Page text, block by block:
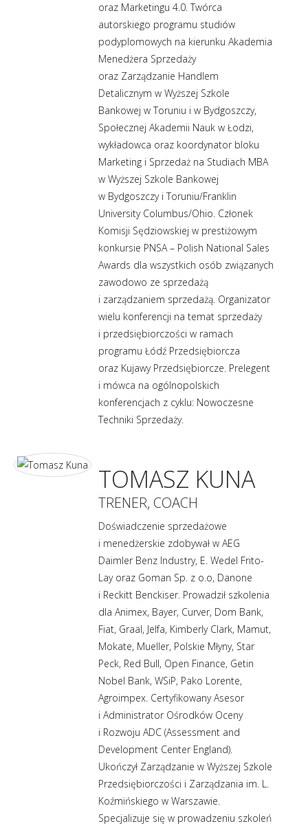
oraz Marketingu 4.0. Twórca
autorskiego programu studiów
podyplomowych na kierunku Akademia
Menedżera Sprzedaży
oraz Zarządzanie Handlem
Detalicznym w Wyższej Szkole
Bankowej w Toruniu i w Bydgoszczy,
Społecznej Akademii Nauk w Łodzi,
wykładowca oraz koordynator bloku
Marketing i Sprzedaż na Studiach MBA
w Wyższej Szkole Bankowej
w Bydgoszczy i Toruniu/Franklin
University Columbus/Ohio. Członek
Komisji Sędziowskiej w prestiżowym
konkursie PNSA – Polish National Sales
Awards dla wszystkich osób związanych
zawodowo ze sprzedażą
i zarządzaniem sprzedażą. Organizator
wielu konferencji na temat sprzedaży
i przedsiębiorczości w ramach
programu Łódź Przedsiębiorcza
oraz Kujawy Przedsiębiorcze. Prelegent
i mówca na ogólnopolskich
konferencjach z cyklu: Nowoczesne
Techniki Sprzedaży.
TOMASZ KUNA
TRENER, COACH
Doświadczenie sprzedażowe
i menedżerskie zdobywał w AEG
Daimler Benz Industry, E. Wedel Frito-
Lay oraz Goman Sp. z o.o, Danone
i Reckitt Benckiser. Prowadził szkolenia
dla Animex, Bayer, Curver, Dom Bank,
Fiat, Graal, Jelfa, Kimberly Clark, Mamut,
Mokate, Mueller, Polskie Młyny, Star
Peck, Red Bull, Open Finance, Getin
Nobel Bank, WSiP, Pako Lorente,
Agroimpex. Certyfikowany Asesor
i Administrator Ośrodków Oceny
i Rozwoju ADC (Assessment and
Development Center England).
Ukończył Zarządzanie w Wyższej Szkole
Przedsiębiorczości i Zarządzania im. L.
Koźmińskiego w Warszawie.
Specjalizuje się w prowadzeniu szkoleń